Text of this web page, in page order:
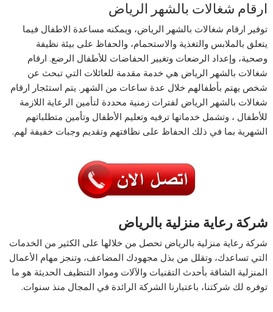
ارقام شغالات بالشهر الرياض
توفير ارقام شغالات بالشهر الرياض، ويمكنه مساعدة الاطفال فيما
يتعلق بالملابس والتغذية والاستحمام، والحفاظ على بيئة نظيفة
وصحية، وإعداد الرضعات وتغيير الحفاضات للأطفال الرضع. ارقام
شغالات بالشهر الرياض هي خدمة مقدمة للعائلات التي تبحث عن
شخص يهتم بأطفالهم خلال عدة ساعات من الشهر. يتم استئجار ارقام
شغالات بالشهر الرياض لفترات زمنية محددة لتأمين الرعاية اللازمة
للأطفال ، وتشمل خدماتها ترفيه وتعليم الأطفال وتأمين متطلباتهم
الشهرية بما في ذلك الحفاظ على نظافتهم وتقديم وجبات خفيفة لهم.
شركة رعاية منزلية بالرياض
شركة رعاية منزلية بالرياض تحصل من خلالها على الكثير من الخدمات
التي تساعدك، وتقلل من بذل مجهودك المضاعف، وتنجز مهام الأعمال
المنزلية الشاقة بأحدث التقنيات والآلات ومواد التنظيف الحديثة هو ما
توفره لك شركتنا، باعتبارنا الشركة الرائدة في المجال منذ سنوات.